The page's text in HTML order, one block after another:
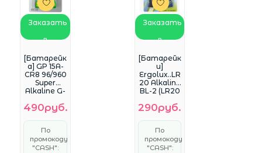
Заказать
в
WhatsApp
[Батарейк
а] GP 15A-
CR8 96/960
Super
Alkaline G-
в уп-ке)
(GP15AA21-
2CRSBC8)
AA
490руб.
По
промокоду
"CASH":
Заказать
в
WhatsApp
[Батарейк
и]
Ergolux..LR
20 Alkaline
BL-2 (LR20
батарейк
а,1.5В) (2
шт. в уп-
ке)
290руб.
По
промокоду
"CASH":